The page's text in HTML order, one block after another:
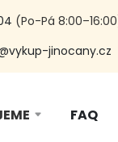
(Po-Pá
jinocany.cz
FAQ